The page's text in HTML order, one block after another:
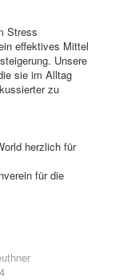
Stress
effektives Mittel
Unsere
sie im Alltag
zu
herzlich für
für die